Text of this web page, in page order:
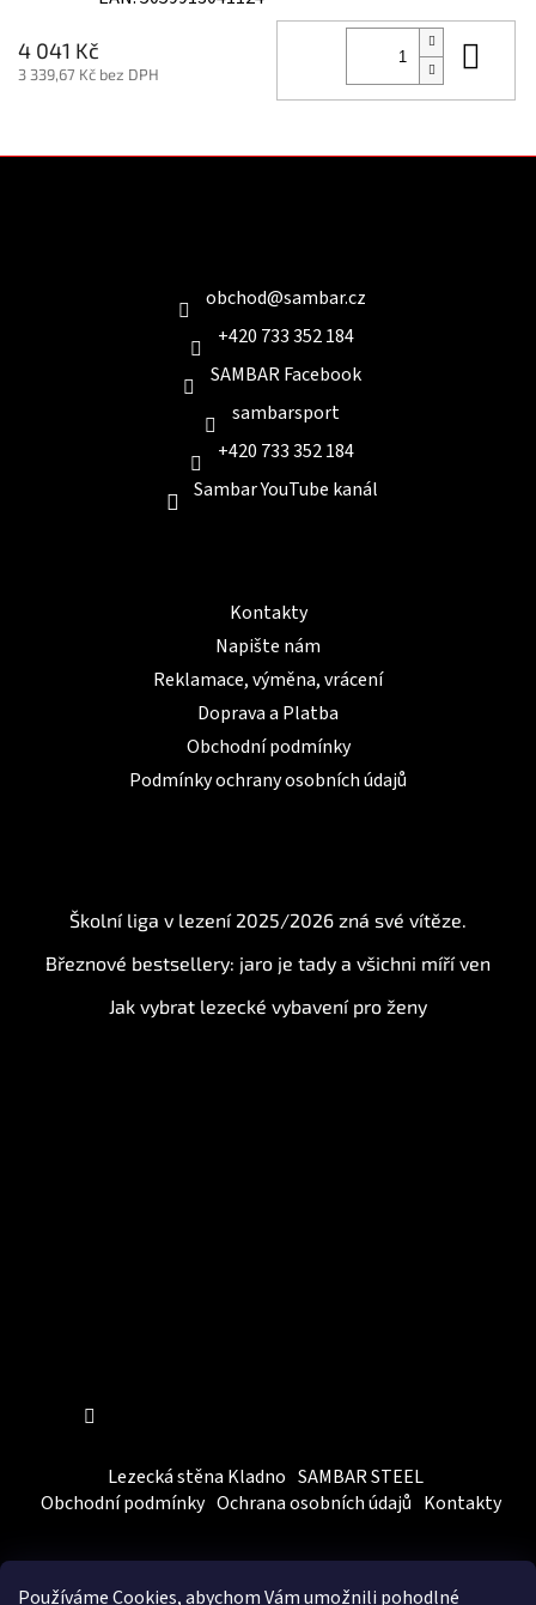
Používáme Cookies, abychom Vámumožnili pohodlné
4 041 Kč
3 339,67 Kč bez DPH
obchod@sambar.cz
+420 733 352 184
SAMBAR Facebook
sambarsport
+420 733 352 184
Sambar YouTube kanál
Kontakty
Napište nám
Reklamace, výměna, vrácení
Doprava a Platba
Obchodní podmínky
Podmínky ochrany osobních údajů
Školní liga v lezení 2025/2026 zná své vítěze.
Březnové bestsellery: jaro je tady a všichni míří ven
Jak vybrat lezecké vybavení pro ženy
Lezecká stěna Kladno SAMBAR STEEL
Obchodní podmínky Ochrana osobních údajů Kontakty